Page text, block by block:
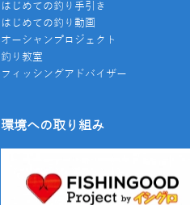
はじめての釣り手引き
はじめての釣り動画
オーシャンプロジェクト
釣り教室
フィッシングアドバイザー
環境への取り組み